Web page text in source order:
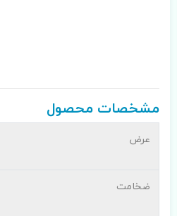
مشخصات محصول
عرض
ضخامت